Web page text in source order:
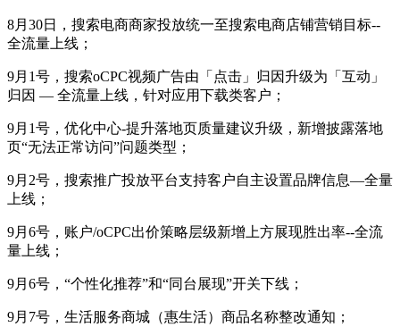
8月30日，搜索电商商家投放统一至搜索电商店铺营销目标--
全流量上线；
9月1号，搜索oCPC视频广告由「点击」归因升级为「互动」
归因 — 全流量上线，针对应用下载类客户；
9月1号，优化中心-提升落地页质量建议升级，新增披露落地
页“无法正常访问”问题类型；
9月2号，搜索推广投放平台支持客户自主设置品牌信息—全量
上线；
9月6号，账户/oCPC出价策略层级新增上方展现胜出率--全流
量上线；
9月6号，“个性化推荐”和“同台展现”开关下线；
9月7号，生活服务商城（惠生活）商品名称整改通知；